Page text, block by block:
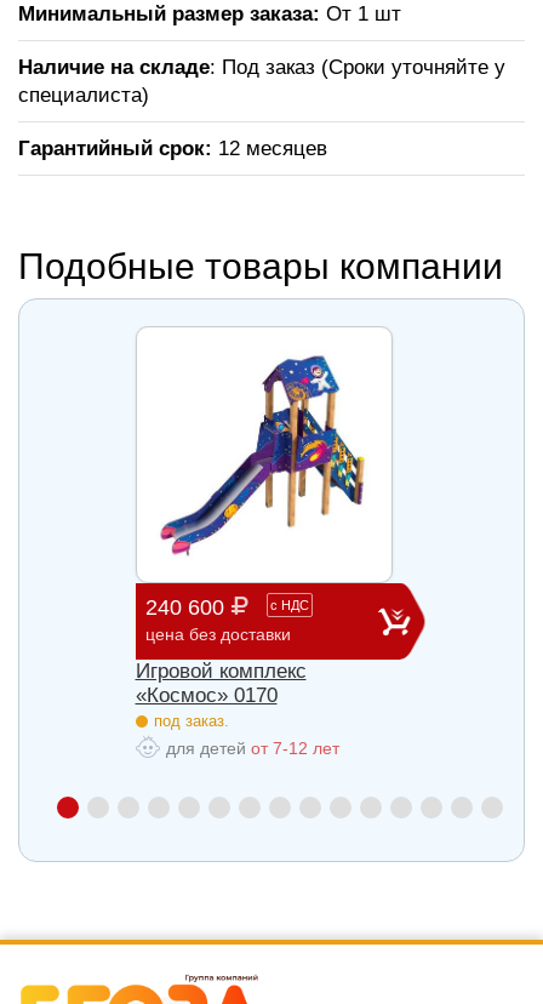
Минимальный размер заказа: От 1 шт
Наличие на складе: Под заказ (Сроки уточняйте у
специалиста)
Гарантийный срок: 12 месяцев
Подобные товары компании
240 600 с НДС
цена без доставки
Игровой комплекс
«Космос» 0170
под заказ.
для детей от 7-12 лет